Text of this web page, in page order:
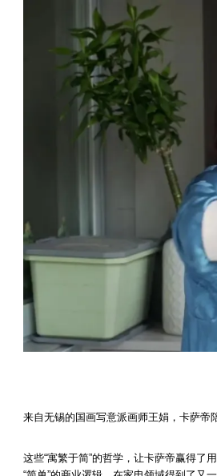
来自无锡的国画写意派画师王娟，卡萨帝
这些“寓繁于简”的哲学，让卡萨帝赢得了